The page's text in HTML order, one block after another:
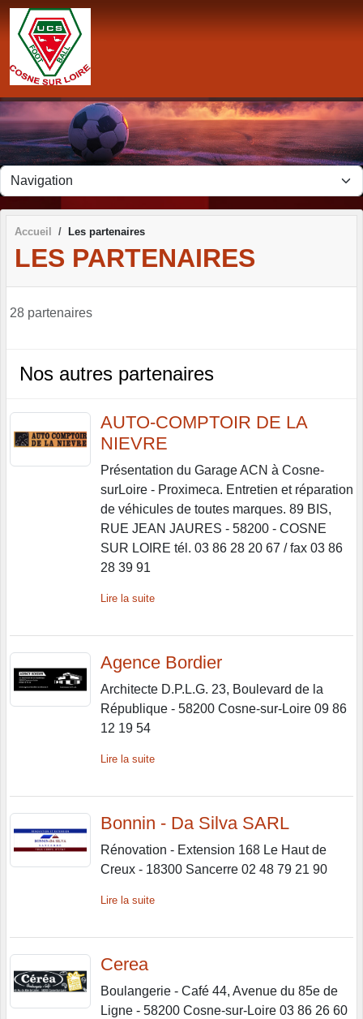
Accueil Les partenaires
LES PARTENAIRES
28 partenaires
Nos autres partenaires
AUTO-COMPTOIR DE LA
NIEVRE
Présentation du Garage ACN à Cosne-
surLoire - Proximeca. Entretien et réparation
de véhicules de toutes marques. 89 BIS,
RUE JEAN JAURES - 58200 - COSNE
SUR LOIRE tél. 03 86 28 20 67 / fax 03 86
28 39 91
Lire la suite
Agence Bordier
Architecte D.P.L.G. 23, Boulevard de la
République - 58200 Cosne-sur-Loire 09 86
12 19 54
Lire la suite
Bonnin - Da Silva SARL
Rénovation - Extension 168 Le Haut de
Creux - 18300 Sancerre 02 48 79 21 90
Lire la suite
Cerea
Boulangerie - Café 44, Avenue du 85e de
Ligne - 58200 Cosne-sur-Loire 03 86 26 60
Panneau de gestion des cookies